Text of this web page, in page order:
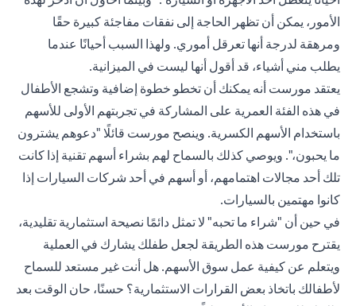
الأمور، يمكن أن تظهر الحاجة إلى نفقات مفاجئة كبيرة حقًا
ومرهقة لدرجة أنها تعرقل أموري. ولهذا السبب أحيانًا عندما
يطلب مني أشياء، قد أقول أنها ليست في الميزانية.
يعتقد مورست أنه يمكنك أن تخطو خطوة إضافية وتشجع الأطفال
في هذه الفئة العمرية على المشاركة في تجربتهم الأولى للأسهم
باستخدام الأسهم الكسرية. وينصح مورست قائلًا "دعوهم يشترون
ما يحبون،". ويوصي كذلك بالسماح لهم بشراء أسهم تقنية إذا كانت
تلك أحد مجالات اهتمامهم، أو أسهم في أحد شركات السيارات إذا
كانوا مهتمين بالسيارات.
في حين أن "شراء ما تحبه" لا تمثل دائمًا نصيحة استثمارية تقليدية،
يقترح مورست هذه الطريقة لجعل طفلك يشارك في العملية
ويتعلم عن كيفية عمل سوق الأسهم. هل أنت غير مستعد للسماح
لأطفالك باتخاذ بعض القرارات الاستثمارية؟ حسنًا، حان الوقت بعد